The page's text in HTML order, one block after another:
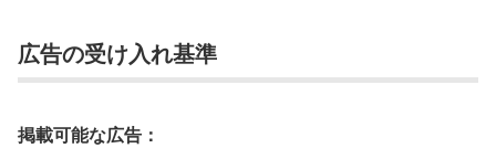
広告の受け入れ基準
掲載可能な広告：